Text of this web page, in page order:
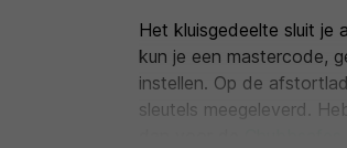
Het kluisgedeelte sluit je
kun je een mastercode,
instellen. Op de
sleutels meegeleverd.